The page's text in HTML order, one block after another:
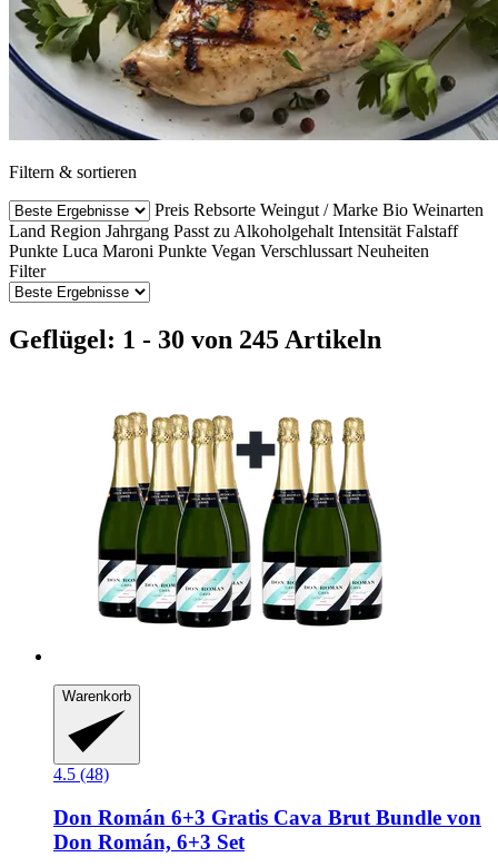
Filtern & sortieren
Preis Rebsorte Weingut / Marke Bio Weinarten
Land Region Jahrgang Passt zu Alkoholgehalt Intensität Falstaff
Punkte Luca Maroni Punkte Vegan Verschlussart Neuheiten
Filter
Geflügel: 1 - 30 von 245 Artikeln
Warenkorb
4.5 (48)
Don Román 6+3 Gratis Cava Brut Bundle von
Don Román, 6+3 Set